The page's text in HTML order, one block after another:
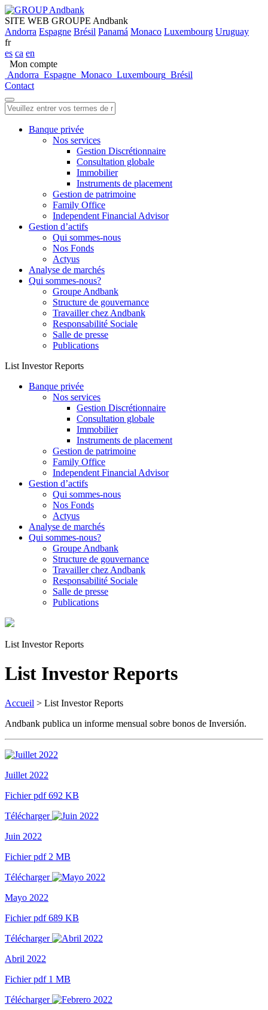
SITE WEB GROUPE Andbank
Andorra Espagne Brésil Panamá Monaco Luxembourg Uruguay
fr
es ca en
Mon compte
Andorra Espagne Monaco Luxembourg Brésil
Contact
Banque privée
Nos services
Gestion Discrétionnaire
Consultation globale
Immobilier
Instruments de placement
Gestion de patrimoine
Family Office
Independent Financial Advisor
Gestion d’actifs
Qui sommes-nous
Nos Fonds
Actyus
Analyse de marchés
Qui sommes-nous?
Groupe Andbank
Structure de gouvernance
Travailler chez Andbank
Responsabilité Sociale
Salle de presse
Publications
List Investor Reports
Banque privée
Nos services
Gestion Discrétionnaire
Consultation globale
Immobilier
Instruments de placement
Gestion de patrimoine
Family Office
Independent Financial Advisor
Gestion d’actifs
Qui sommes-nous
Nos Fonds
Actyus
Analyse de marchés
Qui sommes-nous?
Groupe Andbank
Structure de gouvernance
Travailler chez Andbank
Responsabilité Sociale
Salle de presse
Publications
List Investor Reports
List Investor Reports
Accueil > List Investor Reports
Andbank publica un informe mensual sobre bonos de Inversión.
Juillet 2022
Fichier pdf 692 KB
Télécharger
Juin 2022
Fichier pdf 2 MB
Télécharger
Mayo 2022
Fichier pdf 689 KB
Télécharger
Abril 2022
Fichier pdf 1 MB
Télécharger